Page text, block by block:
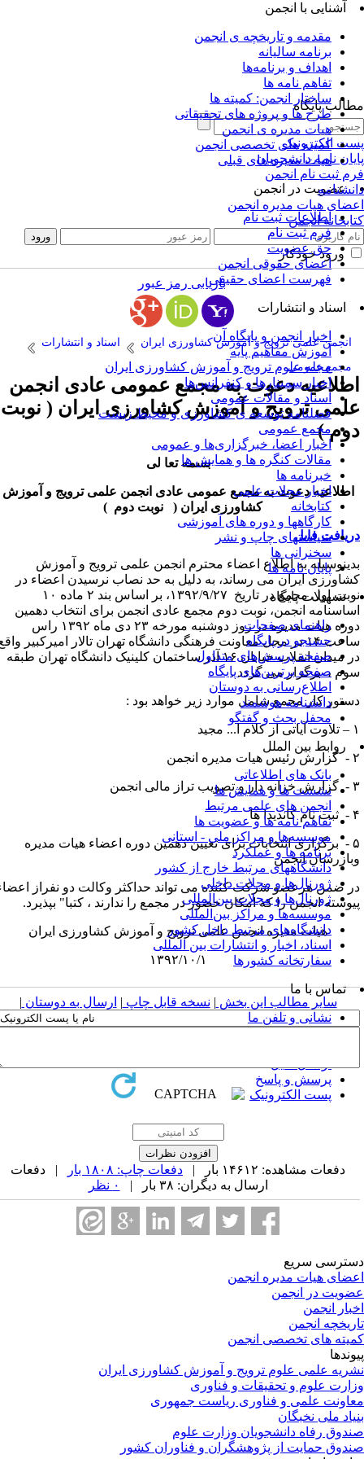
آشنایی با انجمن
مقدمه و تاریخچه ی انجمن
برنامه سالیانه
اهداف و برنامه‌ها
تفاهم نامه ها
ساختار انجمن: کمیته ها
طرح ها و پروژه های تحقیقاتی
هیات مدیره ی انجمن
کمیته های تخصصی انجمن
هیات مدیره های قبلی
عضویت در انجمن
اطلاعات ثبت نام
فرم ثبت نام
حق عضویت
اعضای حقوقی انجمن
فهرست اعضای حقیقی
اسناد و انتشارات
اخبار انجمن و پایگاه آن
آموزش مفاهیم پایه
مجله علوم ترویج و آموزش کشاورزی ایران
اخبار سمینارها و کنفرانس‌ها
اسناد و مقالات عمومی
فصلنامه توسعه ی کشاورزی و محیط زیست
مجمع عمومی
اخبار اعضا، خبرگزاری‌ها و عمومی
مقالات کنگره ها و همایش ها
خبرنامه ها
اخبار مجلات علمی
کتابخانه
کارگاهها و دوره های آموزشی
سیاستهای چاپ و نشر
سخنرانی ها
پایان نامه ها
تسهیلات پایگاه
راهنمای صفحات
جستجو در پایگاه
صفحه پرسش‌های متداول
صفحه برترین‌های پایگاه
اطلاع‌رسانی به دوستان
دانشنامه هوشمند
محفل بحث و گفتگو
روابط بین الملل
بانک های اطلاعاتی
نشست ها و همایش ها
انجمن های علمی مرتبط
تفاهم نامه ها و عضویت ها
موسسه‌ها و مراکز ملی - استانی
برنامه ها و عملکرد
دانشگاههای مرتبط خارج از کشور
ژورنال‌ها و مجلات داخلی
ژورنال‌ها و مجلات بین‌المللی
موسسه‌ها و مراکز بین‌المللی
دانشگاه‌های مرتبط داخل کشور
اسناد، اخبار و انتشارات بین المللی
سفارتخانه کشورها
تماس با ما
نشانی و تلفن ما
پرسش و پاسخ
پست الکترونیک
پایگاه
الکترونیک
نامه دانشجویان
ثبت نام انجمن
هیات مدیره انجمن
انجمن
ورود خودکار
بازیابی رمز عبور
انجمن علمی ترویج و آموزش کشاورزی ایران
اسناد و انتشارات
مجمع عمومی
دعوت به مجمع عمومی عادی انجمن
ترویج و آموزش کشاورزی ایران ( نوبت
)
بسمه تعا لی
اطلاعیه دعوت به مجمع عمومی عادی انجمن علمی ترویج و آموزش
کشاورزی ایران ( نوبت دوم )
فایل
به اطلاع اعضاء محترم انجمن علمی ترویج و آموزش
ایران می رساند، به دلیل به حد نصاب نرسیدن اعضاء در
نوبت اول مجمع در تاریخ ۱۳۹۲/۹/۲۷، بر اساس بند ۲ ماده ۱۰
انجمن، نوبت دوم مجمع عادی انجمن برای انتخاب دهمین
دوره هیات مدیره در روز دوشنبه مورخه ۲۳ دی ماه ۱۳۹۲ راس
ساعت ۱۴ در محل معاونت فرهنگی دانشگاه تهران تالار امیرکبیر واقع
در میدان انقلاب خیابان ۱۶ آذر ساختمان کلینیک دانشگاه تهران طبقه
، برگزار می گردد .
کار مجمع شامل موارد زیر خواهد بود :
۵ - برگزاری انتخابات برای تعیین دهمین دوره اعضاء هیات مدیره
انجمن
ضمن هرعضو شرکت کننده می تواند حداکثر وکالت دو نفراز اعضاء
انجمن را که امکان حضور در مجمع را ندارند ، کتبا" بپذیرد.
هیات مدیره انجمن علمی ترویج و آموزش کشاورزی ایران
۱۳۹۲/۱۰/۱
سایر مطالب این بخش | نسخه قابل چاپ| ارسال به دوستان|
دفعات مشاهده: ۱۴۶۱۲ بار | دفعات چاپ: ۱۸۰۸ بار
| دفعات
ارسال به دیگران: ۳۸ بار |
سریع
هیات مدیره انجمن
در انجمن
انجمن
انجمن
های تخصصی انجمن
علمی علوم ترویج و آموزش کشاورزی ایران
علوم و تحقیقات و فناوری
علمی و فناوری ریاست جمهوری
ملی نخبگان
رفاه دانشجویان وزارت علوم
حمایت از پژوهشگران و فناوران کشور